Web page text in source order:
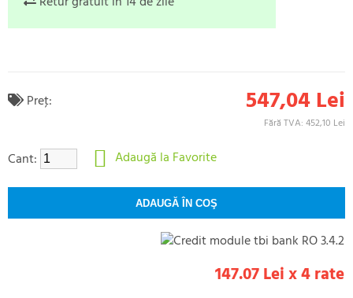
Preţ: 547,04 Lei
Fără TVA: 452,10 Lei
Cant: Adaugă la Favorite
147.07 Lei x 4 rate